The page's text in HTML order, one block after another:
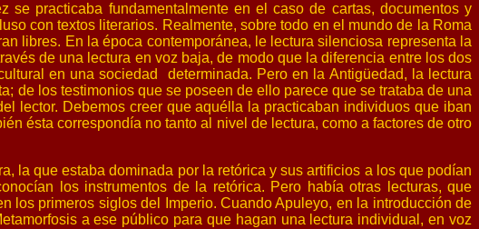
practicaba fundamentalmente en el caso de cartas, documentos y
con textos literarios. Realmente, sobre todo en el mundo de la Roma
libres. En la época contemporánea, le lectura silenciosa representa la
de una lectura en voz baja, de modo que la diferencia entre los dos
en una sociedad determinada. Pero en la Antigüedad, la lectura
de los testimonios que se poseen de ello parece que se trataba de una
lector. Debemos creer que aquélla la practicaban individuos que iban
ésta correspondía no tanto al nivel de lectura, como a factores de otro
la que estaba dominada por la retórica y sus artificios a los que podían
los instrumentos de la retórica. Pero había otras lecturas, que
los primeros siglos del Imperio. Cuando Apuleyo, en la introducción de
a ese público para que hagan una lectura individual, en voz